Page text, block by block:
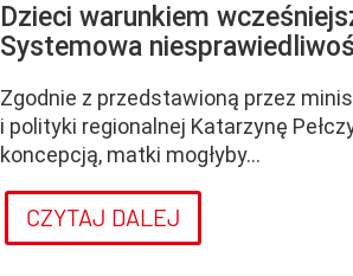
Dzieci warunkiem
Systemowa
Zgodnie z przedstawioną przez
i polityki regionalnej Katarzynę
koncepcją, matki mogłyby...
CZYTAJ DALEJ